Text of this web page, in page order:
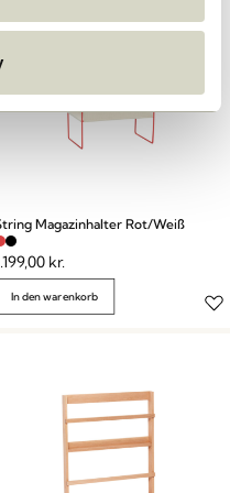
Magazinhalter Rot/Weiß
kr.
In den warenkorb